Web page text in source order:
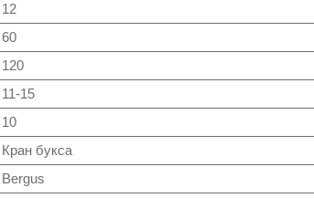
12
60
120
11-15
10
Кран букса
Bergus